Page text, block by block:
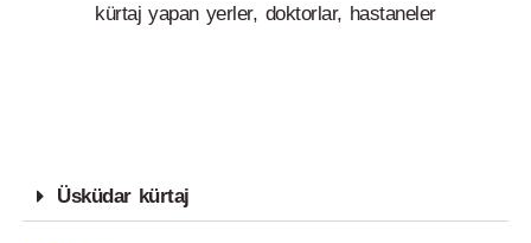
kürtaj yapan yerler, doktorlar, hastaneler
Üsküdar kürtaj